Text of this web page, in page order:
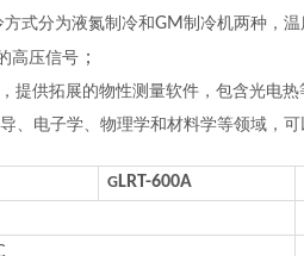
方式分为液氮制冷和GM制冷机两种，
高压信号 ；
提供拓展的物性测量软件，包含光电热
、电子学、物理学和材料学等领域，
GLRT-600A